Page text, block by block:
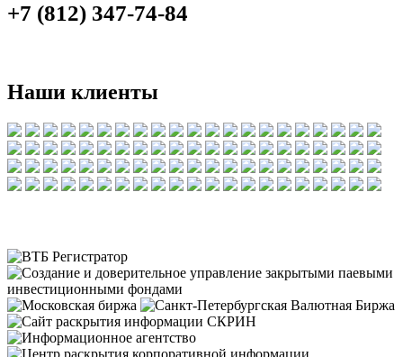
+7 (812) 347-74-84
Наши клиенты